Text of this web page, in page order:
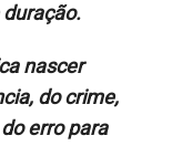
nascer
do crime,
erro para